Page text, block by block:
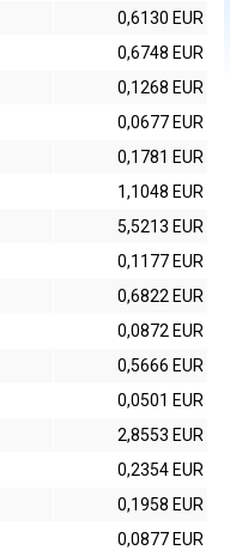
0,6130 EUR
0,6748 EUR
0,1268 EUR
0,0677 EUR
0,1781 EUR
1,1048 EUR
5,5213 EUR
0,1177 EUR
0,6822 EUR
0,0872 EUR
0,5666 EUR
0,0501 EUR
2,8553 EUR
0,2354 EUR
0,1958 EUR
0,0877 EUR